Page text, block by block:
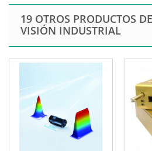
19 OTROS PRODUCTOS
VISIÓN INDUSTRIAL